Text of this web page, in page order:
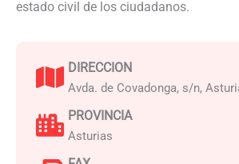
estado civil de los ciudadanos.
DIRECCION
Avda. de Covadonga, s/n,
PROVINCIA
Asturias